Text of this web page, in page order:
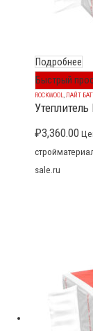
Подробнее
Быстрый
ROCKWOOL ЛАЙТ
₽3,360.00
sale.ru